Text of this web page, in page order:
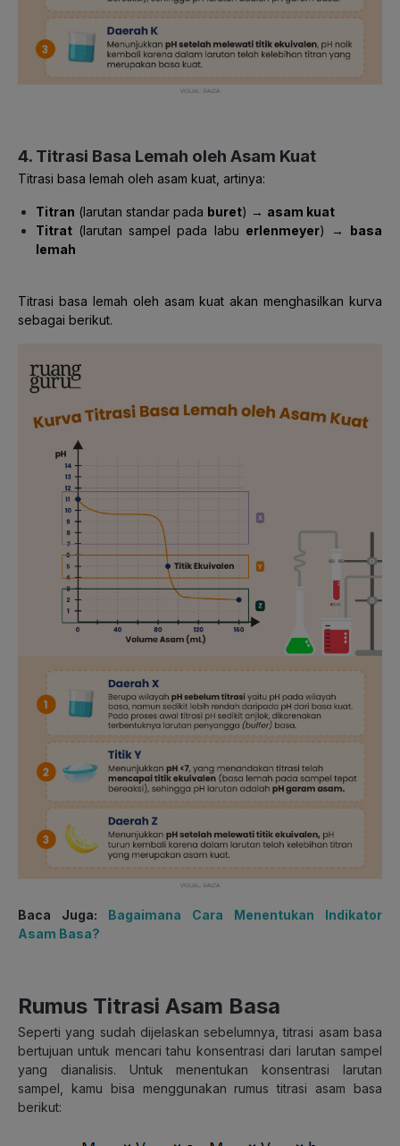
4. Titrasi Basa Lemah oleh Asam Kuat
Titrasi basa lemah oleh asam kuat, artinya:
Titran (larutan standar pada buret) → asam kuat
Titrat (larutan sampel pada labu erlenmeyer) → basa
lemah
Titrasi basa lemah oleh asam kuat akan menghasilkan kurva
sebagai berikut.
Baca Juga: Bagaimana Cara Menentukan Indikator
Asam Basa?
Rumus Titrasi Asam Basa
Seperti yang sudah dijelaskan sebelumnya, titrasi asam basa
bertujuan untuk mencari tahu konsentrasi dari larutan sampel
yang dianalisis. Untuk menentukan konsentrasi larutan
sampel, kamu bisa menggunakan rumus titrasi asam basa
berikut: